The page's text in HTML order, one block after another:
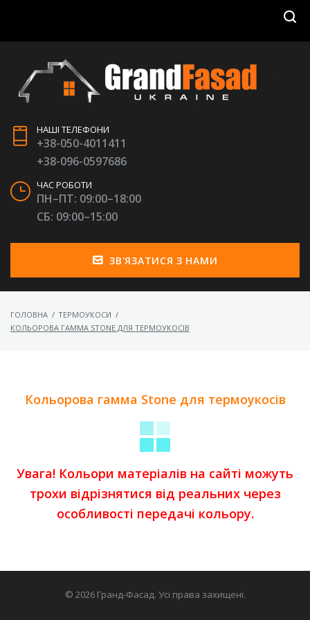
НАШІ ТЕЛЕФОНИ
+38-050-4011411
+38-096-0597686
ЧАС РОБОТИ
ПН–ПТ: 09:00–18:00
СБ: 09:00–15:00
ЗВ'ЯЗАТИСЯ З НАМИ
ГОЛОВНА / ТЕРМОУКОСИ /
КОЛЬОРОВА ГАММА STONE ДЛЯ ТЕРМОУКОСІВ
Кольорова гамма Stone для термоукосів
Увага! Кольори матеріалів на сайті можуть
трохи відрізнятися від реальних через
особливості передачі кольору.
© 2026 Гранд-Фасад. Усі права захищені.